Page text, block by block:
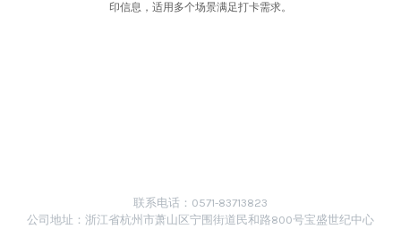
印信息，适用多个场景满足打卡需求。
联系电话：0571-83713823
公司地址：浙江省杭州市萧山区宁围街道民和路800号宝盛世纪中心